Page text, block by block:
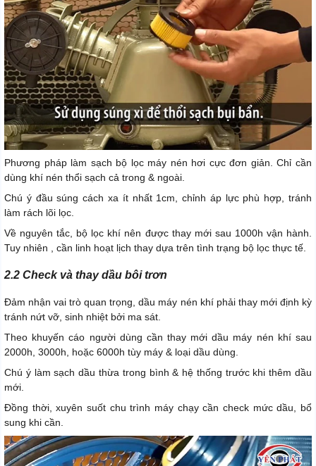
Phương pháp làm sạch bộ lọc máy nén hơi cực đơn giản. Chỉ cần
dùng khí nén thổi sạch cả trong & ngoài.
Chú ý đầu súng cách xa ít nhất 1cm, chỉnh áp lực phù hợp, tránh
làm rách lõi lọc.
Về nguyên tắc, bộ lọc khí nên được thay mới sau 1000h vận hành.
Tuy nhiên , cần linh hoạt lịch thay dựa trên tình trạng bộ lọc thực tế.
2.2 Check và thay dầu bôi trơn
Đảm nhận vai trò quan trọng, dầu máy nén khí phải thay mới định kỳ
tránh nứt vỡ, sinh nhiệt bởi ma sát.
Theo khuyến cáo người dùng cần thay mới dầu máy nén khí sau
2000h, 3000h, hoặc 6000h tùy máy & loại dầu dùng.
Chú ý làm sạch dầu thừa trong bình & hệ thống trước khi thêm dầu
mới.
Đồng thời, xuyên suốt chu trình máy chạy cần check mức dầu, bổ
sung khi cần.